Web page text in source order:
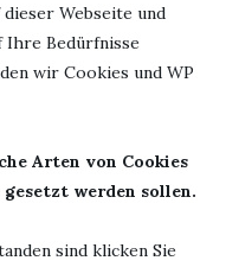
Webseite und
Ihre Bedürfnisse
wir Cookies und WP
Arten von Cookies
werden sollen.
sind klicken Sie